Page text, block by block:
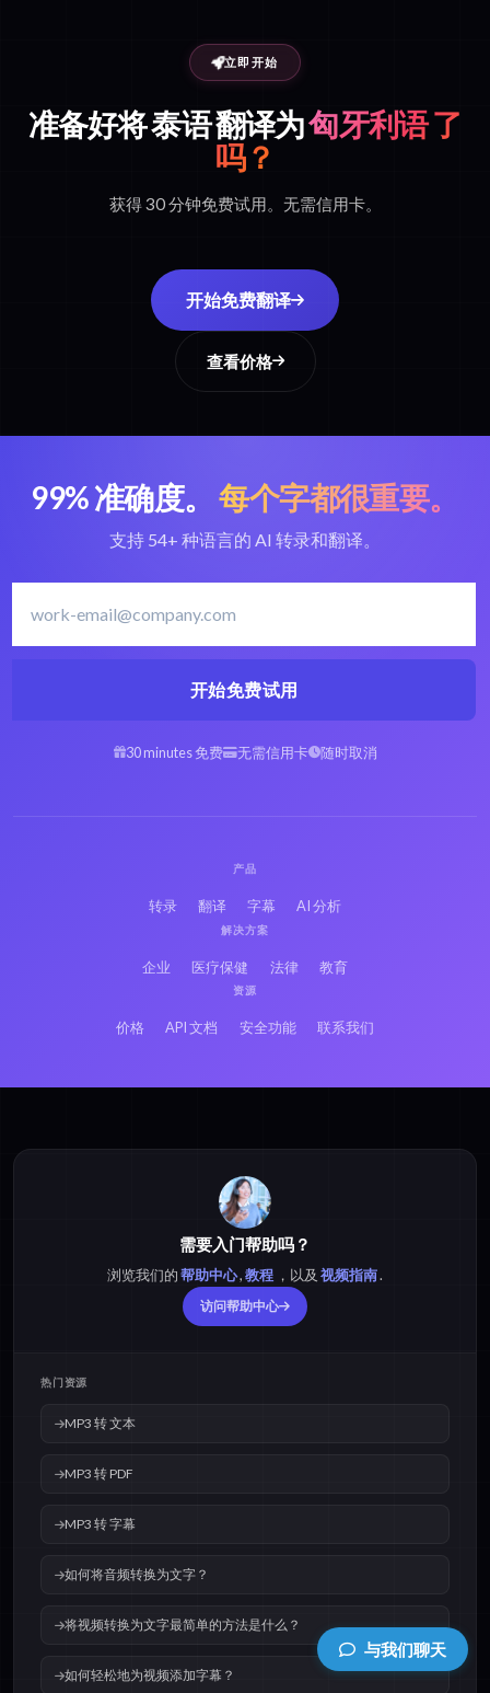
立即开始
准备好将 泰语 翻译为匈牙利语 了
吗？
获得 30 分钟免费试用。无需信用卡。
开始免费翻译
查看价格
99% 准确度。 每个字都很重要。
支持 54+ 种语言的 AI 转录和翻译。
开始免费试用
30 minutes 免费 无需信用卡 随时取消
产品
转录 翻译 字幕 AI 分析
解决方案
企业 医疗保健 法律 教育
资源
价格 API 文档 安全功能 联系我们
需要入门帮助吗？
浏览我们的帮助中心,教程 ，以及 视频指南.
访问帮助中心
热门资源
MP3 转 文本
MP3 转 PDF
MP3 转 字幕
如何将音频转换为文字？
将视频转换为文字最简单的方法是什么？
如何轻松地为视频添加字幕？
与我们聊天